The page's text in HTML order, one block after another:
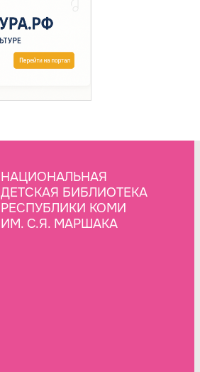
НАЦИОНАЛЬНАЯ
ДЕТСКАЯ БИБЛИОТЕКА
РЕСПУБЛИКИ КОМИ
ИМ. С.Я. МАРШАКА